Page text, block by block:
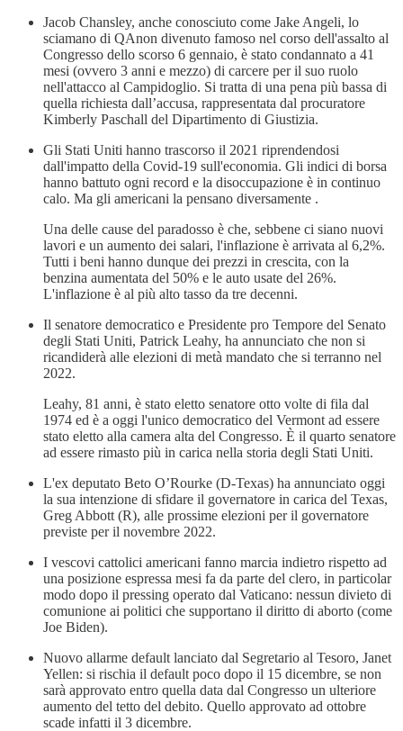
Jacob Chansley, anche conosciuto come Jake Angeli, lo
sciamano di QAnon divenuto famoso nel corso dell'assalto al
Congresso dello scorso 6 gennaio, è stato condannato a 41
mesi (ovvero 3 anni e mezzo) di carcere per il suo ruolo
nell'attacco al Campidoglio. Si tratta di una pena più bassa di
quella richiesta dall’accusa, rappresentata dal procuratore
Kimberly Paschall del Dipartimento di Giustizia.
Gli Stati Uniti hanno trascorso il 2021 riprendendosi
dall'impatto della Covid-19 sull'economia. Gli indici di borsa
hanno battuto ogni record e la disoccupazione è in continuo
calo. Ma gli americani la pensano diversamente .
Una delle cause del paradosso è che, sebbene ci siano nuovi
lavori e un aumento dei salari, l'inflazione è arrivata al 6,2%.
Tutti i beni hanno dunque dei prezzi in crescita, con la
benzina aumentata del 50% e le auto usate del 26%.
L'inflazione è al più alto tasso da tre decenni.
Il senatore democratico e Presidente pro Tempore del Senato
degli Stati Uniti, Patrick Leahy, ha annunciato che non si
ricandiderà alle elezioni di metà mandato che si terranno nel
2022.
Leahy, 81 anni, è stato eletto senatore otto volte di fila dal
1974 ed è a oggi l'unico democratico del Vermont ad essere
stato eletto alla camera alta del Congresso. È il quarto senatore
ad essere rimasto più in carica nella storia degli Stati Uniti.
L'ex deputato Beto O’Rourke (D-Texas) ha annunciato oggi
la sua intenzione di sfidare il governatore in carica del Texas,
Greg Abbott (R), alle prossime elezioni per il governatore
previste per il novembre 2022.
I vescovi cattolici americani fanno marcia indietro rispetto ad
una posizione espressa mesi fa da parte del clero, in particolar
modo dopo il pressing operato dal Vaticano: nessun divieto di
comunione ai politici che supportano il diritto di aborto (come
Joe Biden).
Nuovo allarme default lanciato dal Segretario al Tesoro, Janet
Yellen: si rischia il default poco dopo il 15 dicembre, se non
sarà approvato entro quella data dal Congresso un ulteriore
aumento del tetto del debito. Quello approvato ad ottobre
scade infatti il 3 dicembre.